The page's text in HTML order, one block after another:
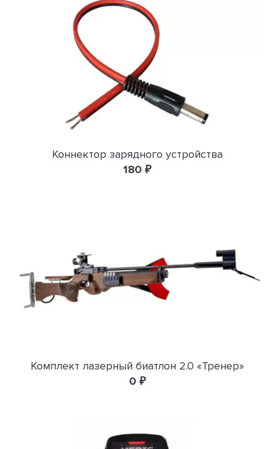
Коннектор зарядного устройства
180 ₽
Комплект лазерный биатлон 2.0 «Тренер»
0 ₽